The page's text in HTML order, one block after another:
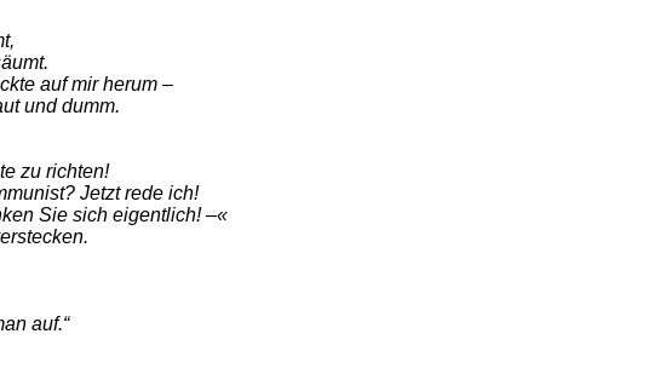
auf mir herum –
und dumm.
zu richten!
Jetzt rede ich!
Sie sich eigentlich! –«
auf.“